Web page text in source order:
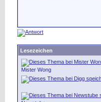
Lesezeichen
Mister Wong